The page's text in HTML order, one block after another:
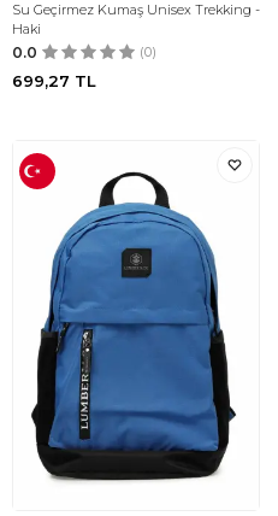
Su Geçirmez Kumaş Unisex Trekking -
Haki
0.0 (0)
699,27 TL